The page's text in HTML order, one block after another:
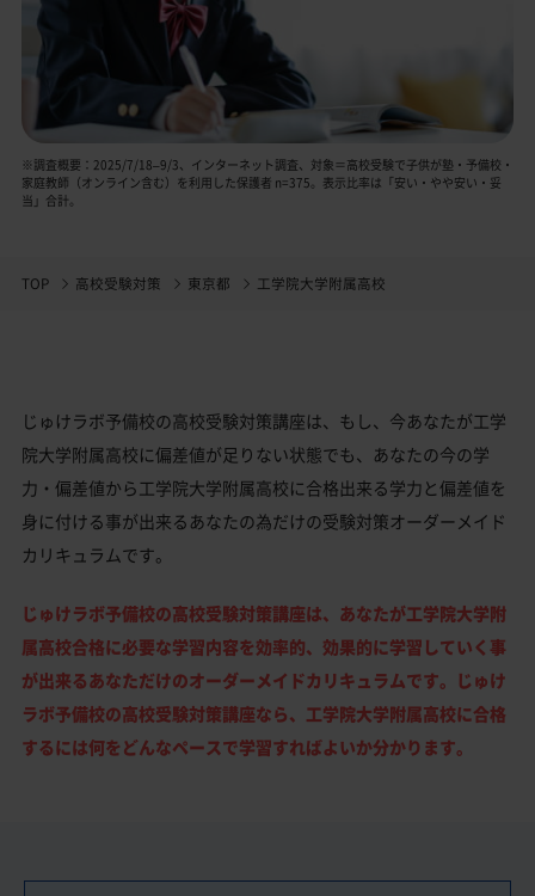
※調査概要：2025/7/18–9/3、インターネット調査、対象＝高校受験で子供が塾・予備校・
家庭教師（オンライン含む）を利用した保護者 n=375。表示比率は「安い・やや安い・妥
当」合計。
TOP 高校受験対策 東京都 工学院大学附属高校
じゅけラボ予備校の高校受験対策講座は、もし、今あなたが工学
院大学附属高校に偏差値が足りない状態でも、あなたの今の学
力・偏差値から工学院大学附属高校に合格出来る学力と偏差値を
身に付ける事が出来るあなたの為だけの受験対策オーダーメイド
カリキュラムです。
じゅけラボ予備校の高校受験対策講座は、あなたが工学院大学附
属高校合格に必要な学習内容を効率的、効果的に学習していく事
が出来るあなただけのオーダーメイドカリキュラムです。じゅけ
ラボ予備校の高校受験対策講座なら、工学院大学附属高校に合格
するには何をどんなペースで学習すればよいか分かります。